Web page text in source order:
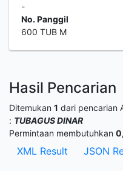
-
No. Panggil
600 TUB M
Hasil Pencarian
Ditemukan 1 dari pencarian
: TUBAGUS DINAR
Permintaan membutuhkan
XML Result JSON